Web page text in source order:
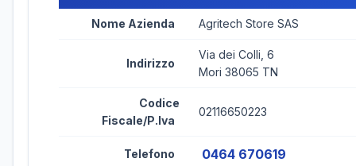
Nome Azienda Agritech Store SAS
Indirizzo
Via dei Colli, 6
Mori 38065 TN
Codice
Fiscale/P.Iva
02116650223
Telefono 0464 670619